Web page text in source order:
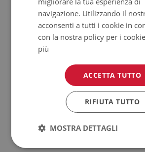
Prodotto facile da pulire, resistente
all'acqua.
del tempo (es. abrasioni) non sono
Come prendersi cura del prodotto?
navigazione. Utilizzando il
acconsenti a tutti i cookie in
con la nostra policy per i
più
ACCETTA TUTTO
RIFIUTA TUTTO
MOSTRA DETTAGLI